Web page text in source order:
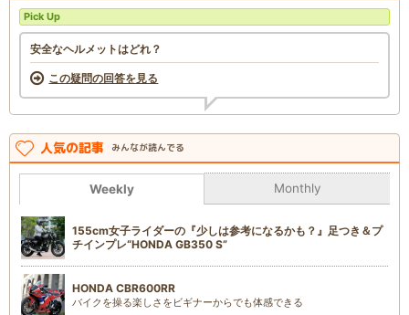
Pick Up
安全なヘルメットはどれ？
この疑問の回答を見る
人気の記事 みんなが読んでる
Weekly Monthly
155cm女子ライダーの『少しは参考になるかも？』足つき＆プ
チインプレ“HONDA GB350 S”
HONDA CBR600RR
バイクを操る楽しさをビギナーからでも体感できる